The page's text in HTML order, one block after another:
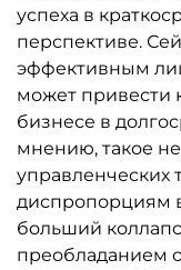
успеха в
перспективе.
эффективным
может привести
бизнесе в
мнению, такое
управленческих
диспропорциям
больший
преобладанием